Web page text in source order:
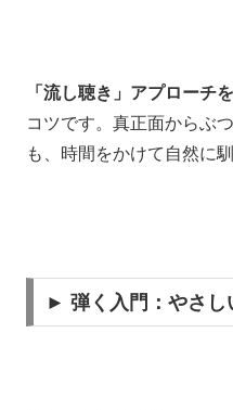
「流し聴き」アプローチ
コツです。真正面からぶ
も、時間をかけて自然に
► 弾く入門：やさし